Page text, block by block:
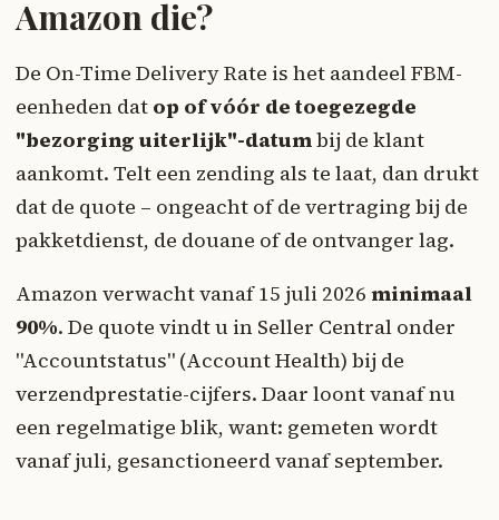
Amazon die?
De On-Time Delivery Rate is het aandeel FBM-
eenheden dat op of vóór de toegezegde
"bezorging uiterlijk"-datumbij de klant
aankomt. Telt een zending als te laat, dan drukt
dat de quote – ongeacht of de vertraging bij de
pakketdienst, de douane of de ontvanger lag.
Amazon verwacht vanaf 15 juli 2026 minimaal
90%. De quote vindt u in Seller Central onder
"Accountstatus" (Account Health) bij de
verzendprestatie-cijfers. Daar loont vanaf nu
een regelmatige blik, want: gemeten wordt
vanaf juli, gesanctioneerd vanaf september.